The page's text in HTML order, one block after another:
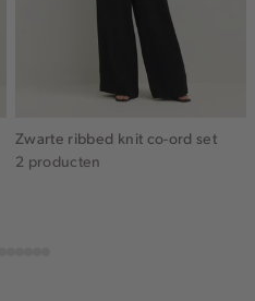
Zwarte ribbed knit co-ord set
2 producten